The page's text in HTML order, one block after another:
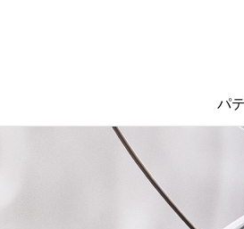
パ